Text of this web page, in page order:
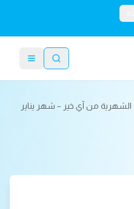
الشهرية من آي خير – شهر يناير